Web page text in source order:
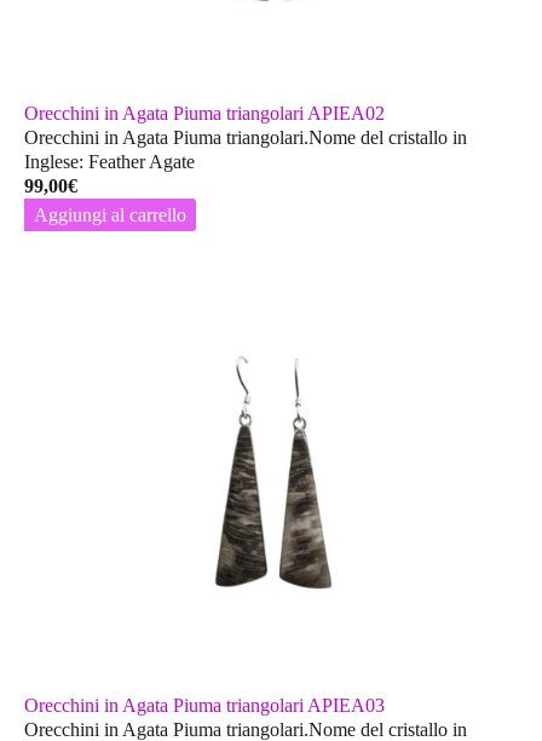
Orecchini in Agata Piuma triangolari APIEA02
Orecchini in Agata Piuma triangolari.Nome del cristallo in
Inglese: Feather Agate
99,00€
Aggiungi al carrello
Orecchini in Agata Piuma triangolari APIEA03
Orecchini in Agata Piuma triangolari.Nome del cristallo in